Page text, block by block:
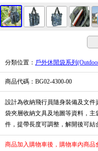
分類位置 ： 戶外休閒袋系列
商品代碼 ：BG02-4300-00
設計為收納飛行員隨身裝備及文件
袋夾層收納文具及地圖等資料，
件，提帶長度可調整，解開後可結
商品加入購物車後，購物車內商品